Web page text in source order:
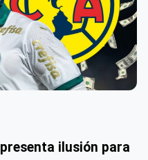
ilusión para